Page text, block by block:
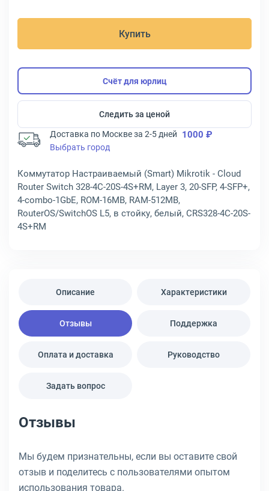
Купить
Счёт для юрлиц
Следить за ценой
Доставка по Москве за 2-5 дней 1000 ₽
Выбрать город
Коммутатор Настраиваемый (Smart) Mikrotik - Cloud
Router Switch 328-4C-20S-4S+RM, Layer 3, 20-SFP, 4-SFP+,
4-combo-1GbE, ROM-16MB, RAM-512MB,
RouterOS/SwitchOS L5, в стойку, белый, CRS328-4C-20S-
4S+RM
Описание Характеристики
Отзывы Поддержка
Оплата и доставка Руководство
Задать вопрос
Отзывы
Мы будем признательны, если вы оставите свой
отзыв и поделитесь с пользователями опытом
использования товара.